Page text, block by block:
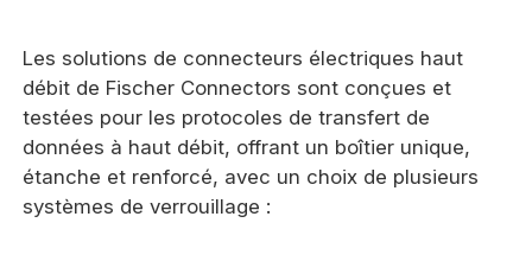
Les solutions de connecteurs électriques haut
débit de Fischer Connectors sont conçues et
testées pour les protocoles de transfert de
données à haut débit, offrant un boîtier unique,
étanche et renforcé, avec un choix de plusieurs
systèmes de verrouillage :